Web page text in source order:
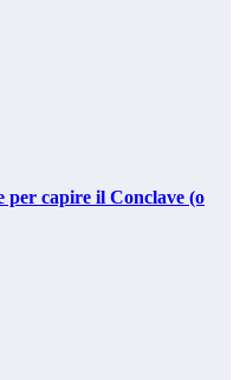
per capire il Conclave (o